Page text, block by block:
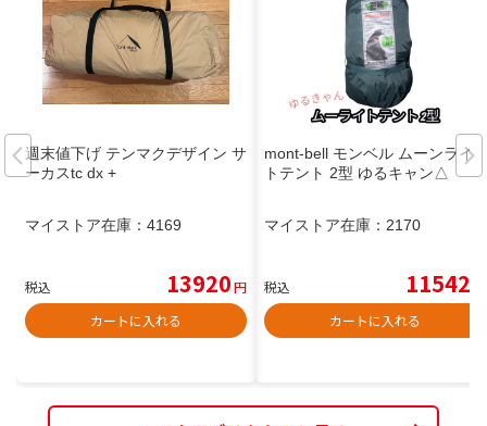
週末値下げ テンマクデザイン サ
ーカスtc dx +
マイストア在庫： 4169
税込 13920円
カートに入れる
mont-bell モンベル ムーンライ
トテント 2型 ゆるキャン△
マイストア在庫： 2170
税込 11542
カートに入れる